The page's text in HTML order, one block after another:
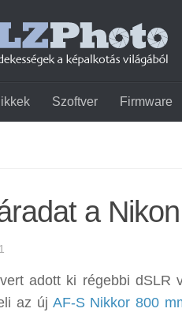
Szoftver Firmware
a
adott ki régebbi dSLR
az új AF-S Nikkor 800